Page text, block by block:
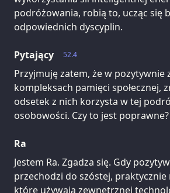
podróżowania, robią to, ucząc się
odpowiednich dyscyplin.
52.4
Pytający
Przyjmuję zatem, że w pozytywnie
kompleksach pamięci społecznej,
odsetek z nich korzysta w tej
osobowości. Czy to jest poprawne?
Ra
Jestem Ra. Zgadza się. Gdy
przechodzi do szóstej, praktycznie
które używają zewnętrznej